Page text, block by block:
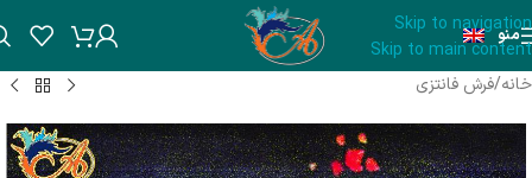
Skip to navigation
Skip to main content
منو
خانه/فرش فانتزی